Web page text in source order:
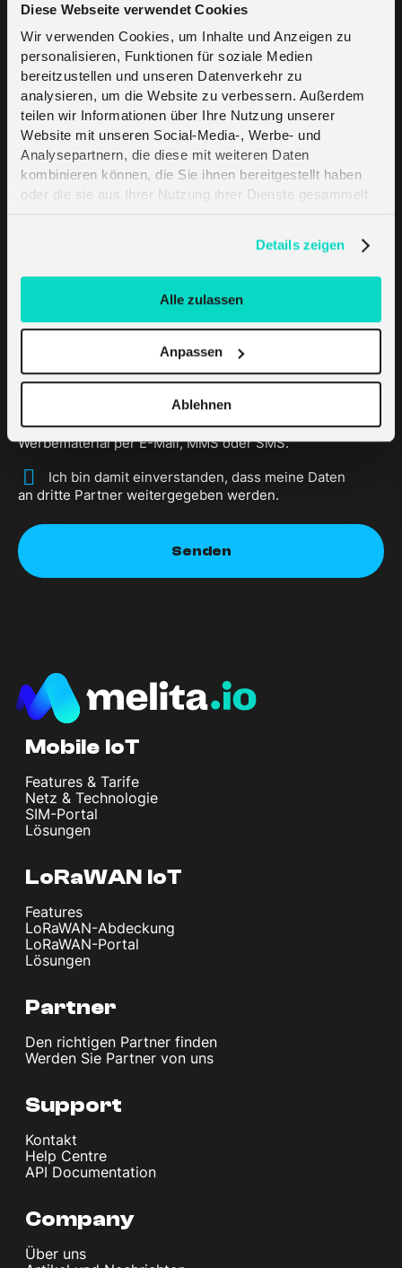
Diese Webseite verwendet Cookies
Wir verwenden Cookies, um Inhalte und Anzeigen zu
personalisieren, Funktionen für soziale Medien
bereitzustellen und unseren Datenverkehr zu
analysieren, um die Website zu verbessern. Außerdem
teilen wir Informationen über Ihre Nutzung unserer
Website mit unseren Social-Media-, Werbe- und
Analysepartnern, die diese mit weiteren Daten
kombinieren können, die Sie ihnen bereitgestellt haben
oder die sie aus Ihrer Nutzung ihrer Dienste gesammelt
Details zeigen
Alle zulassen
Anpassen
Ablehnen
Bitte beschreiben Sie ihre Anforderung und die
benötigte Leistung des Partners *
Privatsphäre und der Nutzung von Cookiesgelesen
Daten zum Zweck des Direktmarketings, wie in
Paragraph 3.5 beschrieben. Dies beinhaltet unter
anderem das Zusenden von Werbematerial per E-
Mail, MMS oder SMS.Ich habe die Richtlinie zum
Privatsphäre und der Nutzung von
Cookiesgelesen und erlaube hiermit die Nutzung
der persönlichen Daten zum Zweck des
Direktmarketings, wie in Paragraph 3.5 beschrieben.
Dies beinhaltet unter anderem das Zusenden von
Werbematerial per E-Mail, MMS oder SMS.
*
Ich bin damit einverstanden, dass meine Daten
an dritte Partner weitergegeben werden.
Mobile IoT
Features & Tarife
Netz & Technologie
SIM-Portal
Lösungen
LoRaWAN IoT
Features
LoRaWAN-Abdeckung
LoRaWAN-Portal
Lösungen
Partner
Den richtigen Partner finden
Werden Sie Partner von uns
Support
Kontakt
Help Centre
API Documentation
Company
Über uns